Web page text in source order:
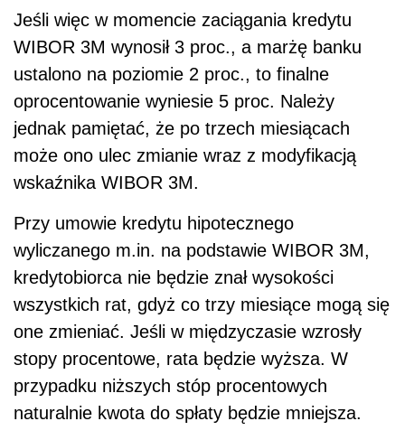
Jeśli więc w momencie zaciągania kredytu
WIBOR 3M wynosił 3 proc., a marżę banku
ustalono na poziomie 2 proc., to finalne
oprocentowanie wyniesie 5 proc. Należy
jednak pamiętać, że po trzech miesiącach
może ono ulec zmianie wraz z modyfikacją
wskaźnika WIBOR 3M.
Przy umowie kredytu hipotecznego
wyliczanego m.in. na podstawie WIBOR 3M,
kredytobiorca nie będzie znał wysokości
wszystkich rat, gdyż co trzy miesiące mogą się
one zmieniać. Jeśli w międzyczasie wzrosły
stopy procentowe, rata będzie wyższa. W
przypadku niższych stóp procentowych
naturalnie kwota do spłaty będzie mniejsza.